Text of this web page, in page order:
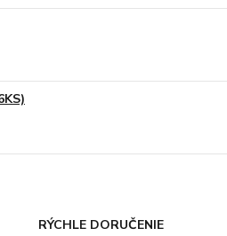
RÝCHLE DORUČENIE